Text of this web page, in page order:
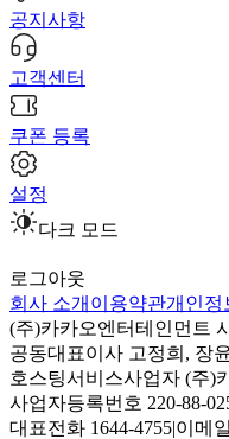
공지사항
고객센터
쿠폰 등록
설정
다크 모드
로그아웃
회사 소개 이용약관개인정
(주)카카오엔터테인먼트
공동대표이사 고정희, 장
호스팅서비스사업자 (주)
사업자등록번호 220-88-
대표전화 1644-4755|이메